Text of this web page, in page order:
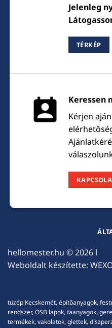
Jelenleg
TÉRKÉP
Keressen
Kérjen
hellomester.hu © 2026 l
Weboldalt készítette:
tüzép Kecskemét, építőanyagok,
rendszer, OSB lapok, faanyagok,
termékek, vakolatok, glettek,